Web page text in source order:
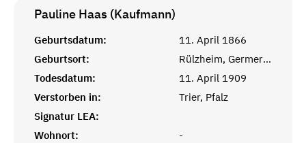
Pauline Haas (Kaufmann)
Geburtsdatum:
11. April 1866
Geburtsort:
Rülzheim, Germersheim, Pfalz
Todesdatum:
11. April 1909
Verstorben in:
Trier, Pfalz
Signatur LEA:
Wohnort:
-